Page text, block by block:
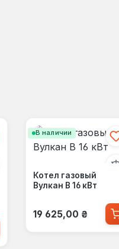
В наличии
Котел газовый
Вулкан В 16 кВт
Обычная цена:
19 625,00 ₴